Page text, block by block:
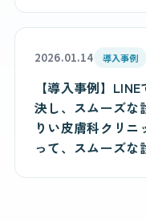
2026.01.14 導入事例
【導入事例】
決し、スムーズな
りい皮膚科クリ
って、スムーズな